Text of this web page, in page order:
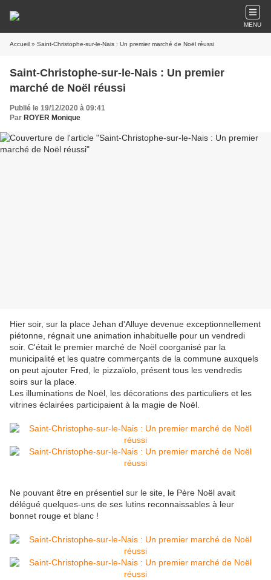
MENU
Accueil » Saint-Christophe-sur-le-Nais : Un premier marché de Noël réussi
Saint-Christophe-sur-le-Nais : Un premier
marché de Noël réussi
Publié le 19/12/2020 à 09:41
Par ROYER Monique
Hier soir, sur la place Jehan d'Alluye devenue exceptionnellement
piétonne, régnait une animation inhabituelle pour un vendredi
soir. C'était le premier marché de Noël coorganisé par la
municipalité et les quatre commerçants de la commune auxquels
on peut ajouter Fred, le pizzaïolo, présent tous les vendredis
soirs sur la place.
Les illuminations de Noël, les décorations des particuliers et les
vitrines éclairées participaient à la magie de Noël.
Ne pouvant être en présentiel sur le site, le Père Noël avait
délégué quelques-uns de ses lutins reconnaissables à leur
bonnet rouge et blanc !